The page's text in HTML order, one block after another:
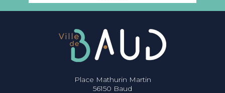
Place Mathurin Martin
56150 Baud